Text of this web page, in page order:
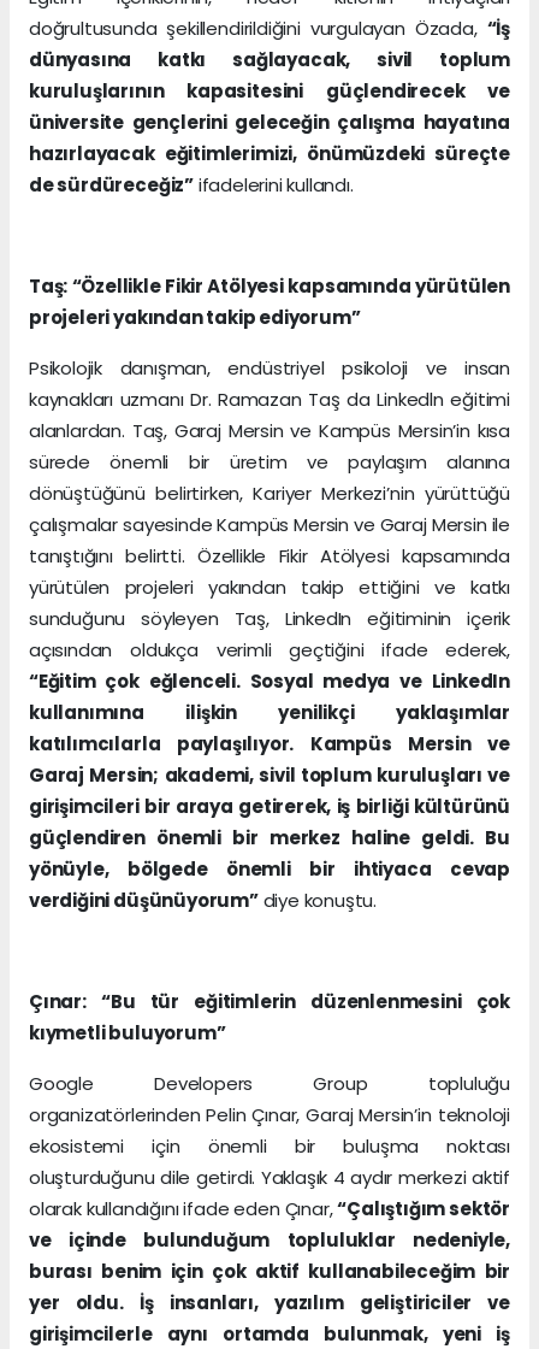
doğrultusunda şekillendirildiğini vurgulayan Özada, “İş
dünyasına katkı sağlayacak, sivil toplum
kuruluşlarının kapasitesini güçlendirecek ve
üniversite gençlerini geleceğin çalışma hayatına
hazırlayacak eğitimlerimizi, önümüzdeki süreçte
de sürdüreceğiz”ifadelerini kullandı.
Taş: “Özellikle Fikir Atölyesi kapsamında yürütülen
projeleri yakından takip ediyorum”
Psikolojik danışman, endüstriyel psikoloji ve insan
kaynakları uzmanı Dr. Ramazan Taş da Linkedln eğitimi
alanlardan. Taş, Garaj Mersin ve Kampüs Mersin’in kısa
sürede önemli bir üretim ve paylaşım alanına
dönüştüğünü belirtirken, Kariyer Merkezi’nin yürüttüğü
çalışmalar sayesinde Kampüs Mersin ve Garaj Mersin ile
tanıştığını belirtti. Özellikle Fikir Atölyesi kapsamında
yürütülen projeleri yakından takip ettiğini ve katkı
sunduğunu söyleyen Taş, LinkedIn eğitiminin içerik
açısından oldukça verimli geçtiğini ifade ederek,
“Eğitim çok eğlenceli. Sosyal medya ve LinkedIn
kullanımına ilişkin yenilikçi yaklaşımlar
katılımcılarla paylaşılıyor. Kampüs Mersin ve
Garaj Mersin; akademi, sivil toplum kuruluşları ve
girişimcileri bir araya getirerek, iş birliği kültürünü
güçlendiren önemli bir merkez haline geldi. Bu
yönüyle, bölgede önemli bir ihtiyaca cevap
verdiğini düşünüyorum”diye konuştu.
Çınar: “Bu tür eğitimlerin düzenlenmesini çok
kıymetli buluyorum”
Google Developers Group topluluğu
organizatörlerinden Pelin Çınar, Garaj Mersin’in teknoloji
ekosistemi için önemli bir buluşma noktası
oluşturduğunu dile getirdi. Yaklaşık 4 aydır merkezi aktif
olarak kullandığını ifade eden Çınar,“Çalıştığım sektör
ve içinde bulunduğum topluluklar nedeniyle,
burası benim için çok aktif kullanabileceğim bir
yer oldu. İş insanları, yazılım geliştiriciler ve
girişimcilerle aynı ortamda bulunmak, yeni iş